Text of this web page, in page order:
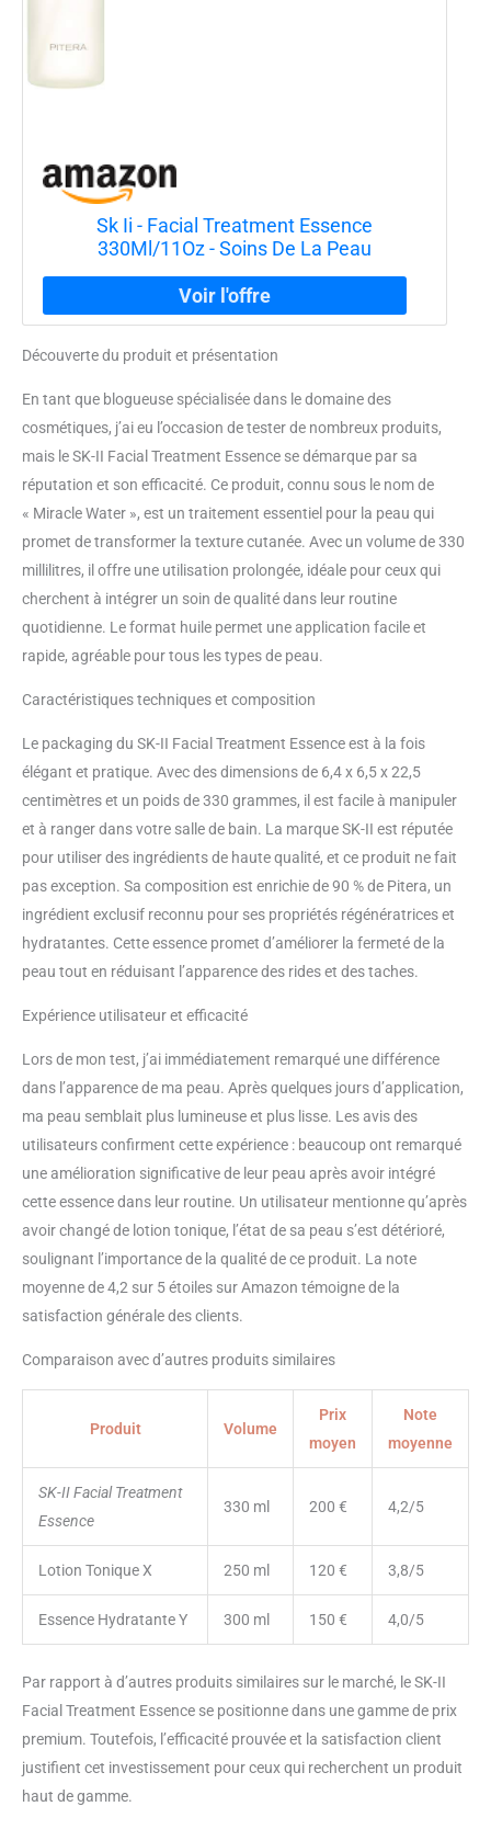
Sk Ii - Facial Treatment Essence
330Ml/11Oz - Soins De La Peau
Découverte du produit et présentation
En tant que blogueuse spécialisée dans le domaine des
cosmétiques, j’ai eu l’occasion de tester de nombreux produits,
mais le SK-II Facial Treatment Essence se démarque par sa
réputation et son efficacité. Ce produit, connu sous le nom de
« Miracle Water », est un traitement essentiel pour la peau qui
promet de transformer la texture cutanée. Avec un volume de 330
millilitres, il offre une utilisation prolongée, idéale pour ceux qui
cherchent à intégrer un soin de qualité dans leur routine
quotidienne. Le format huile permet une application facile et
rapide, agréable pour tous les types de peau.
Caractéristiques techniques et composition
Le packaging du SK-II Facial Treatment Essence est à la fois
élégant et pratique. Avec des dimensions de 6,4 x 6,5 x 22,5
centimètres et un poids de 330 grammes, il est facile à manipuler
et à ranger dans votre salle de bain. La marque SK-II est réputée
pour utiliser des ingrédients de haute qualité, et ce produit ne fait
pas exception. Sa composition est enrichie de 90 % de Pitera, un
ingrédient exclusif reconnu pour ses propriétés régénératrices et
hydratantes. Cette essence promet d’améliorer la fermeté de la
peau tout en réduisant l’apparence des rides et des taches.
Expérience utilisateur et efficacité
Lors de mon test, j’ai immédiatement remarqué une différence
dans l’apparence de ma peau. Après quelques jours d’application,
ma peau semblait plus lumineuse et plus lisse. Les avis des
utilisateurs confirment cette expérience : beaucoup ont remarqué
une amélioration significative de leur peau après avoir intégré
cette essence dans leur routine. Un utilisateur mentionne qu’après
avoir changé de lotion tonique, l’état de sa peau s’est détérioré,
soulignant l’importance de la qualité de ce produit. La note
moyenne de 4,2 sur 5 étoiles sur Amazon témoigne de la
satisfaction générale des clients.
Comparaison avec d’autres produits similaires
Produit Volume
Prix
moyen
Note
moyenne
SK-II Facial Treatment
Essence
330 ml 200 € 4,2/5
Lotion Tonique X 250 ml 120 € 3,8/5
Essence Hydratante Y 300 ml 150 € 4,0/5
Par rapport à d’autres produits similaires sur le marché, le SK-II
Facial Treatment Essence se positionne dans une gamme de prix
premium. Toutefois, l’efficacité prouvée et la satisfaction client
justifient cet investissement pour ceux qui recherchent un produit
haut de gamme.